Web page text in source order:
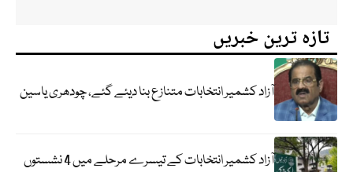
تازہ ترین خبریں
آزاد کشمیر انتخابات متنازع بنا دیئے گئے، چودھری یاسین
آزاد کشمیر انتخابات کے تیسرے مرحلے میں 4 نشستوں